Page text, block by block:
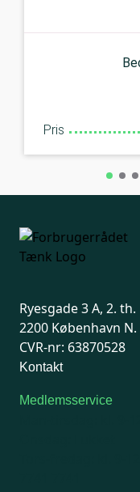
Pris
Ryesgade 3 A, 2. th.
2200 København N.
CVR-nr: 63870528
Kontakt
Medlemsservice